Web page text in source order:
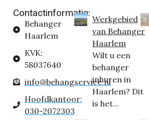
Contactinformatie:
Behanger
Haarlem
KVK:
58037640
info@behangservice.nl
Hoofdkantoor:
030-2072303
Werkgebied
van Behanger
Haarlem
Wilt u een
behanger
inhuren in
Haarlem? Dit
is het...